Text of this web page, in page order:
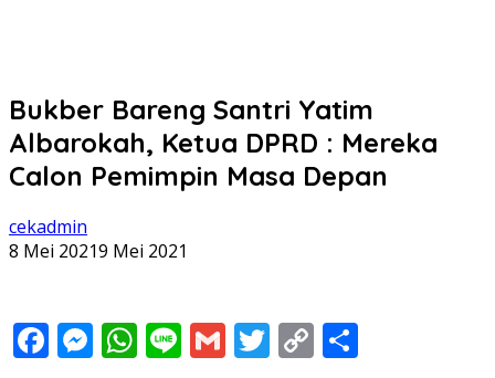
Bukber Bareng Santri Yatim
Albarokah, Ketua DPRD : Mereka
Calon Pemimpin Masa Depan
cekadmin
8 Mei 20219 Mei 2021
Facebook
Messenger
WhatsApp
LineGmailTwitter
Copy